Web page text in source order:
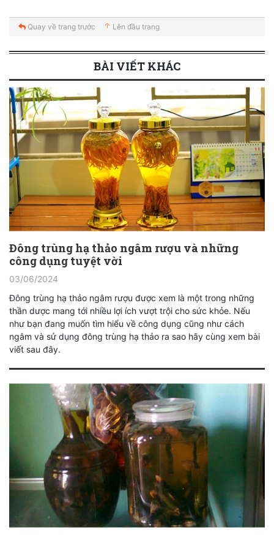
Quay về trang trước Lên đầu trang
BÀI VIẾT KHÁC
Đông trùng hạ thảo ngâm rượu và những
công dụng tuyệt vời
03/06/2024
Đông trùng hạ thảo ngâm rượu được xem là một trong những
thần dược mang tới nhiều lợi ích vượt trội cho sức khỏe. Nếu
như bạn đang muốn tìm hiểu về công dụng cũng như cách
ngâm và sử dụng đông trùng hạ thảo ra sao hãy cùng xem bài
viết sau đây.